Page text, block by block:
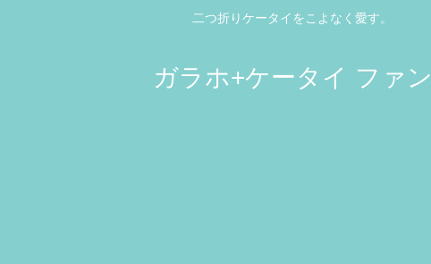
二つ折りケータイをこよなく愛す。
ガラホ+ケータイ ファン